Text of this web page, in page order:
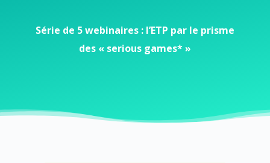
Série de 5 webinaires : l’ETP par le prisme
des « serious games* »